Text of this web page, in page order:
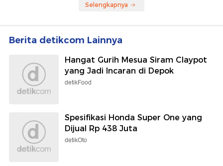
Selengkapnya
Berita detikcom Lainnya
Hangat Gurih Mesua Siram Claypot
yang Jadi Incaran di Depok
detikFood
Spesifikasi Honda Super One yang
Dijual Rp 438 Juta
detikOto